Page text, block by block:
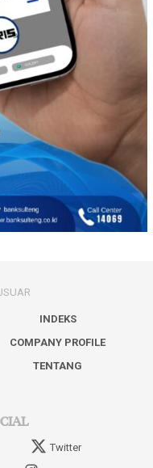
INDEKS
COMPANY PROFILE
TENTANG
Twitter